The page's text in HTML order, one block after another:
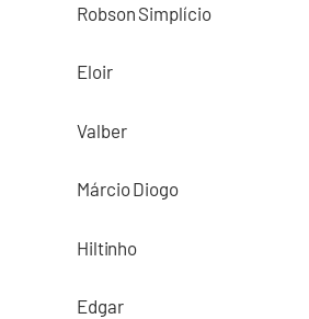
Robson Simplício
Eloir
Valber
Márcio Diogo
Hiltinho
Edgar